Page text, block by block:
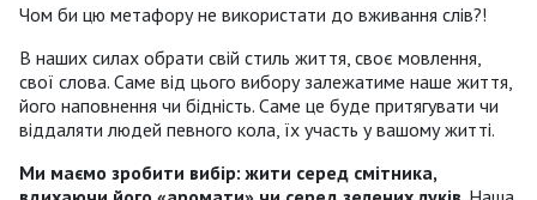
Чом би цю метафору не використати до вживання слів?!
В наших силах обрати свій стиль життя, своє мовлення,
свої слова. Саме від цього вибору залежатиме наше життя,
його наповнення чи бідність. Саме це буде притягувати чи
віддаляти людей певного кола, їх участь у вашому житті.
Ми маємо зробити вибір: жити серед смітника,